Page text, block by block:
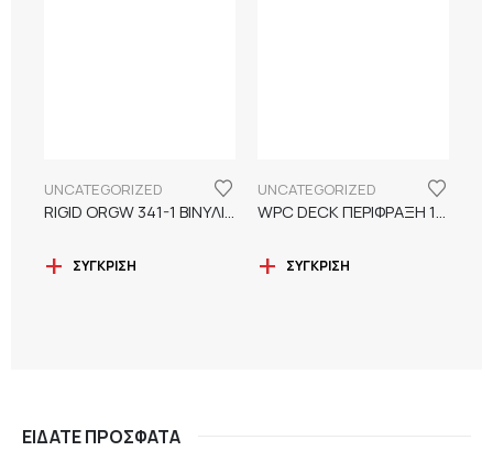
UNCATEGORIZED
RIGID ORGW 341-1 ΒΙΝΥΛΙΚΟ ΚΟΥΜΠΩΤΟ ΔΑΠΕΔΟ
ΣΎΓΚΡΙΣΗ
UNCATEGORIZED
WPC DECK ΠΕΡΙΦΡΑΞΗ 12,5cm ΜΕ ΛΕΙΑ ΕΠΙΦΑΝΕΙΑ ΚΑΙ ΑΙΣΘΗΣΗ ΞΥΛΟΥ
ΣΎΓΚΡΙΣΗ
ΕΊΔΑΤΕ ΠΡΌΣΦΑΤΑ